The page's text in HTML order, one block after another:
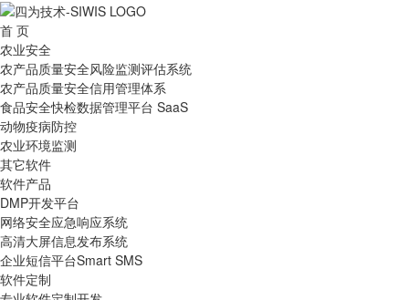
首 页
农业安全
农产品质量安全风险监测评估系统
农产品质量安全信用管理体系
食品安全快检数据管理平台 SaaS
动物疫病防控
农业环境监测
其它软件
软件产品
DMP开发平台
网络安全应急响应系统
高清大屏信息发布系统
企业短信平台Smart SMS
软件定制